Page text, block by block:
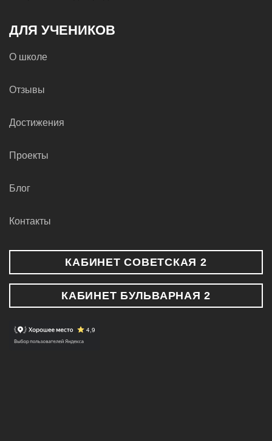
ДЛЯ УЧЕНИКОВ
О школе
Отзывы
Достижения
Проекты
Блог
Контакты
КАБИНЕТ СОВЕТСКАЯ 2
КАБИНЕТ БУЛЬВАРНАЯ 2